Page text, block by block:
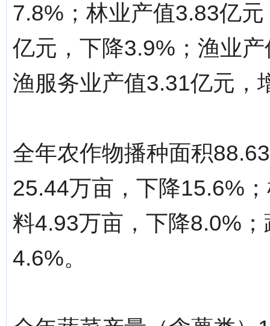
7.8%；林业产值3.83亿
亿元，下降3.9%；渔业
渔服务业产值3.31亿元，
全年农作物播种面积
25.44万亩，下降15.6%
料4.93万亩，下降8.0%
4.6%。